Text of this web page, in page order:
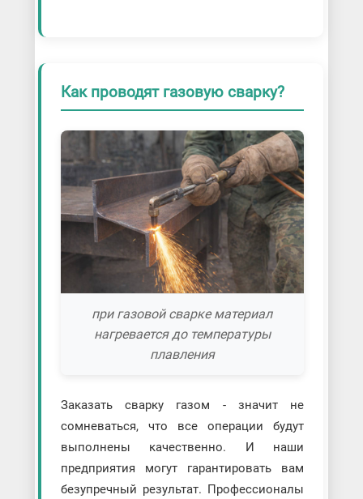
Как проводят газовую сварку?
при газовой сварке материал
нагревается до температуры
плавления
Заказать сварку газом - значит не
сомневаться, что все операции будут
выполнены качественно. И наши
предприятия могут гарантировать вам
безупречный результат. Профессионалы